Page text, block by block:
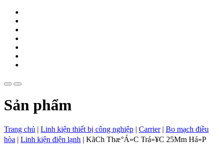
Sản phẩm
Trang chủ | Linh kiện thiết bị công nghiệp | Carrier| Bo mạch điều
hòa | Linh kiện điện lạnh | Kã­Ch Thæ°Á»C Trá»¥C 25Mm Há»P